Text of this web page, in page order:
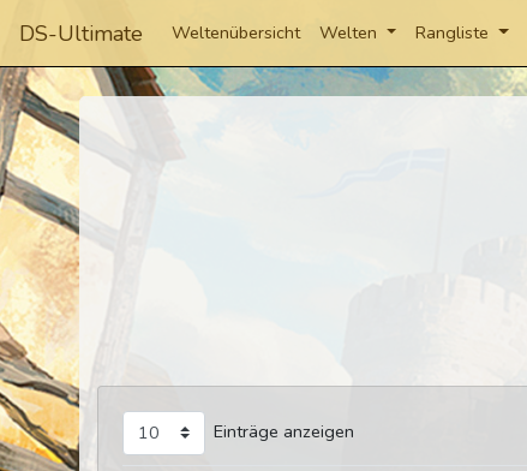
DS-Ultimate Weltenübersicht Welten Rangliste
Einträge anzeigen